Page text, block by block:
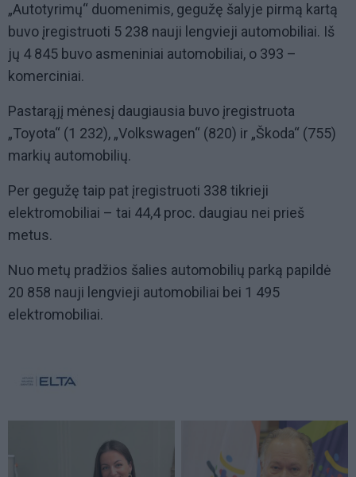
„Autotyrimų“ duomenimis, gegužę šalyje pirmą kartą
buvo įregistruoti 5 238 nauji lengvieji automobiliai. Iš
jų 4 845 buvo asmeniniai automobiliai, o 393 –
komerciniai.
Pastarąjį mėnesį daugiausia buvo įregistruota
„Toyota“ (1 232), „Volkswagen“ (820) ir „Škoda“ (755)
markių automobilių.
Per gegužę taip pat įregistruoti 338 tikrieji
elektromobiliai – tai 44,4 proc. daugiau nei prieš
metus.
Nuo metų pradžios šalies automobilių parką papildė
20 858 nauji lengvieji automobiliai bei 1 495
elektromobiliai.